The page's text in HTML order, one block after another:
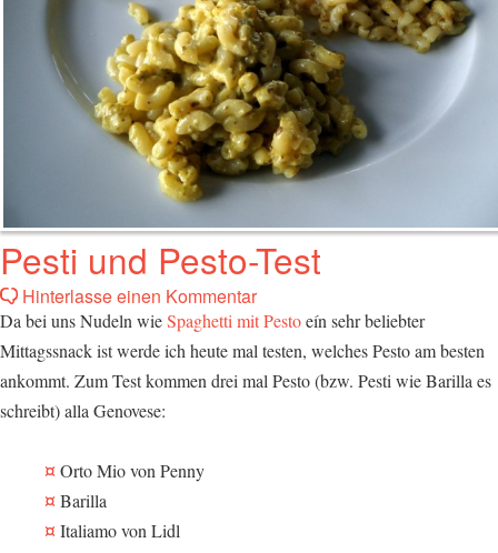
Pesti und Pesto-Test
Hinterlasse einen Kommentar
Da bei uns Nudeln wieSpaghetti mit Pestoeín sehr beliebter
Mittagssnack ist werde ich heute mal testen, welches Pesto am besten
ankommt. Zum Test kommen drei mal Pesto (bzw. Pesti wie Barilla es
schreibt) alla Genovese:
Orto Mio von Penny
Barilla
Italiamo von Lidl